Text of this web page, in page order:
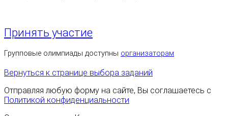
Принять участие
Групповые олимпиады доступны организаторам
Вернуться к странице выбора заданий
Отправляя любую форму на сайте, Вы соглашаетесь с
Политикой конфиденциальности